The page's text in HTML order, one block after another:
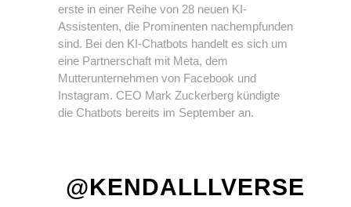
erste in einer Reihe von 28 neuen KI-
Assistenten, die Prominenten nachempfunden
sind. Bei den KI-Chatbots handelt es sich um
eine Partnerschaft mit Meta, dem
Mutterunternehmen von Facebook und
Instagram. CEO Mark Zuckerberg kündigte
die Chatbots bereits im September an.
@KENDALLLVERSE